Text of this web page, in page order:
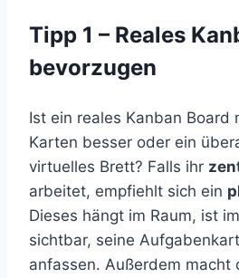
Tipp 1 – Reales
bevorzugen
Ist ein reales Kanban Board
Karten besser oder ein
virtuelles Brett? Falls ihr
arbeitet, empfiehlt sich ein
Dieses hängt im Raum, ist
sichtbar, seine
anfassen. Außerdem macht